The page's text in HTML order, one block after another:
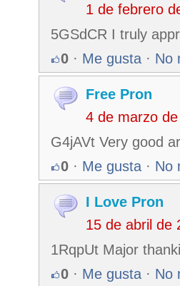
1 de febrero
5GSdCR I truly
0 · Me gusta · No
Free Pron
4 de marzo
G4jAVt Very good
0 · Me gusta · No
I Love Pron
15 de abril de
1RqpUt Major
0 · Me gusta · No